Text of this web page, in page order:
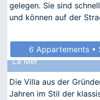
gelegen. Sie sind
und können auf der
6 Appartements •
La Mer
Die Villa aus der
Jahren im Stil der